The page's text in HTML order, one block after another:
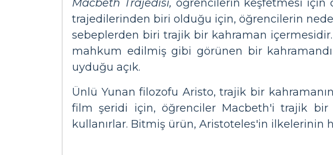
Macbeth Trajedisi, öğrencilerin keşfetmesi için
trajedilerinden biri olduğu için, öğrencilerin
sebeplerden biri trajik bir kahraman
mahkum edilmiş gibi görünen bir
uyduğu açık.
Ünlü Yunan filozofu Aristo, trajik bir
film şeridi için, öğrenciler Macbeth'i trajik
kullanırlar. Bitmiş ürün, Aristoteles'in ilkelerinin